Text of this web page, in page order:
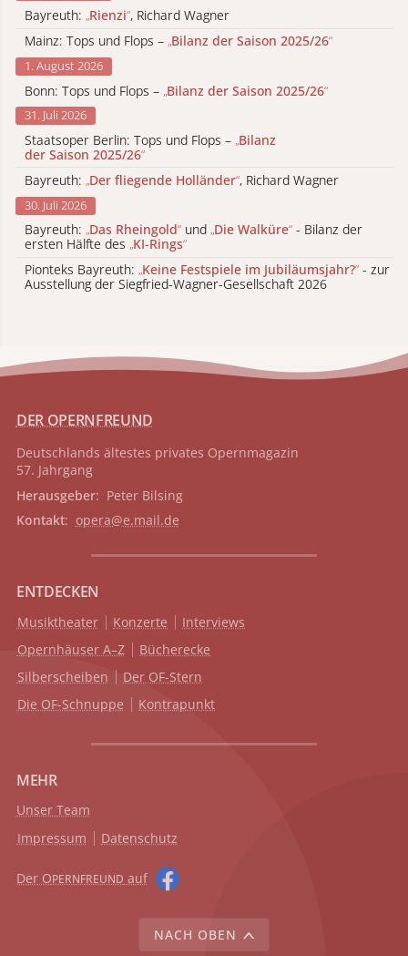
Bayreuth: „Rienzi“, Richard Wagner
Mainz: Tops und Flops – „Bilanz der Saison 2025/26“
1. August 2026
Bonn: Tops und Flops – „Bilanz der Saison 2025/26“
31. Juli 2026
Staatsoper Berlin: Tops und Flops – „Bilanz
der Saison 2025/26“
Bayreuth: „Der fliegende Holländer“, Richard Wagner
30. Juli 2026
Bayreuth: „Das Rheingold“ und „Die Walküre“ - Bilanz der
ersten Hälfte des „KI-Rings“
Pionteks Bayreuth: „Keine Festspiele im Jubiläumsjahr?“ - zur
Ausstellung der Siegfried-Wagner-Gesellschaft 2026
DER OPERNFREUND
Deutschlands ältestes privates Opernmagazin
57. Jahrgang
Herausgeber: Peter Bilsing
Kontakt: opera@e.mail.de
ENTDECKEN
Musiktheater Konzerte
Interviews
Opernhäuser A–Z
Bücherecke
Silberscheiben
Der OF-Stern
Die OF-Schnuppe
Kontrapunkt
MEHR
Unser Team
Impressum
Datenschutz
Der OPERNFREUND auf
NACH OBEN